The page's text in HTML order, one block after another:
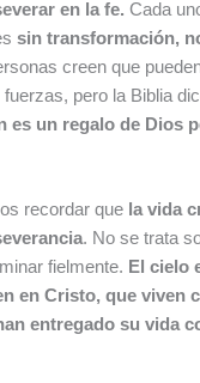
en la fe. Cada
sin transformación,
creen que
pero la Biblia
es un regalo de Dios
recordar que la vida
. No se trata
fielmente. El cielo
en Cristo, que viven
entregado su vida